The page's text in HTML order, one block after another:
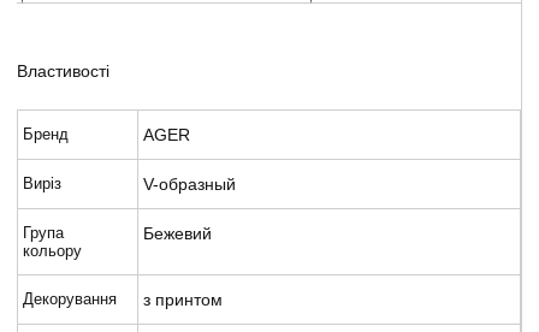
Властивості
Бренд AGER
Виріз V-образный
Група
кольору
Бежевий
Декорування з принтом